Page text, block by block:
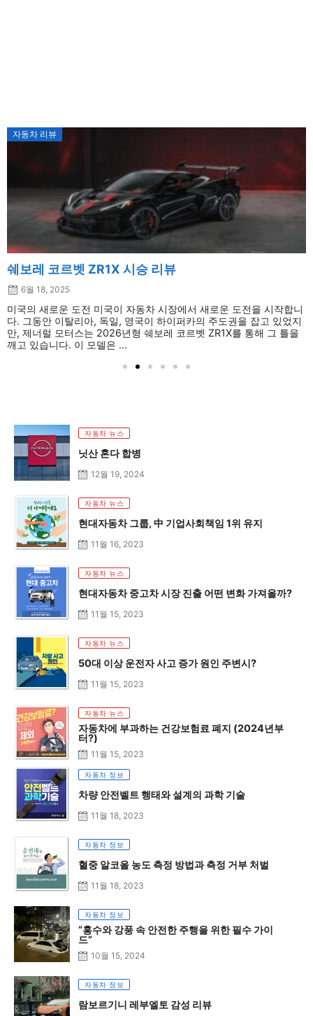
자동차 리뷰
쉐보레 코르벳 ZR1X 시승 리뷰
6월 18, 2025
미국의 새로운 도전 미국이 자동차 시장에서 새로운 도전을 시작합니
다. 그동안 이탈리아, 독일, 영국이 하이퍼카의 주도권을 잡고 있었지
만, 제너럴 모터스는 2026년형 쉐보레 코르벳 ZR1X를 통해 그 틀을
깨고 있습니다. 이 모델은 ...
자동차 뉴스
닛산 혼다 합병
12월 19, 2024
자동차 뉴스
현대자동차 그룹, 中 기업사회책임 1위 유지
11월 16, 2023
자동차 뉴스
현대자동차 중고차 시장 진출 어떤 변화 가져올까?
11월 15, 2023
자동차 뉴스
50대 이상 운전자 사고 증가 원인 주변시?
11월 15, 2023
자동차 뉴스
자동차에 부과하는 건강보험료 폐지 (2024년부
터?)
11월 15, 2023
자동차 정보
차량 안전벨트 행태와 설계의 과학 기술
11월 18, 2023
자동차 정보
혈중 알코올 농도 측정 방법과 측정 거부 처벌
11월 18, 2023
자동차 정보
“홍수와 강풍 속 안전한 주행을 위한 필수 가이
드”
10월 15, 2024
자동차 정보
람보르기니 레부엘토 감성 리뷰